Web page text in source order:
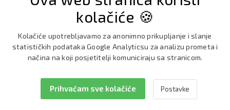
kolačiće 🍪
Kolačiće upotrebljavamo za anonimno prikupljanje i slanje
statističkih podataka Google Analyticsu za analizu prometa i
načina na koji posjetitelji komuniciraju sa stranicom.
Prihvaćam sve kolačiće Postavke